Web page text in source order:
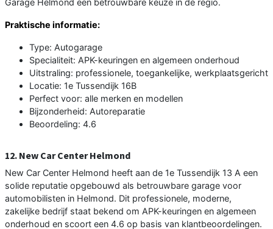
Praktische informatie:
Type: Autogarage
Specialiteit: APK-keuringen en algemeen onderhoud
Uitstraling: professionele, toegankelijke, werkplaatsgericht
Locatie: 1e Tussendijk 16B
Perfect voor: alle merken en modellen
Bijzonderheid: Autoreparatie
Beoordeling: 4.6
12. New Car Center Helmond
New Car Center Helmond heeft aan de 1e Tussendijk 13 A een
solide reputatie opgebouwd als betrouwbare garage voor
automobilisten in Helmond. Dit professionele, moderne,
zakelijke bedrijf staat bekend om APK-keuringen en algemeen
onderhoud en scoort een 4.6 op basis van klantbeoordelingen.